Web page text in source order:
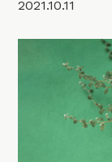
2021.10.11